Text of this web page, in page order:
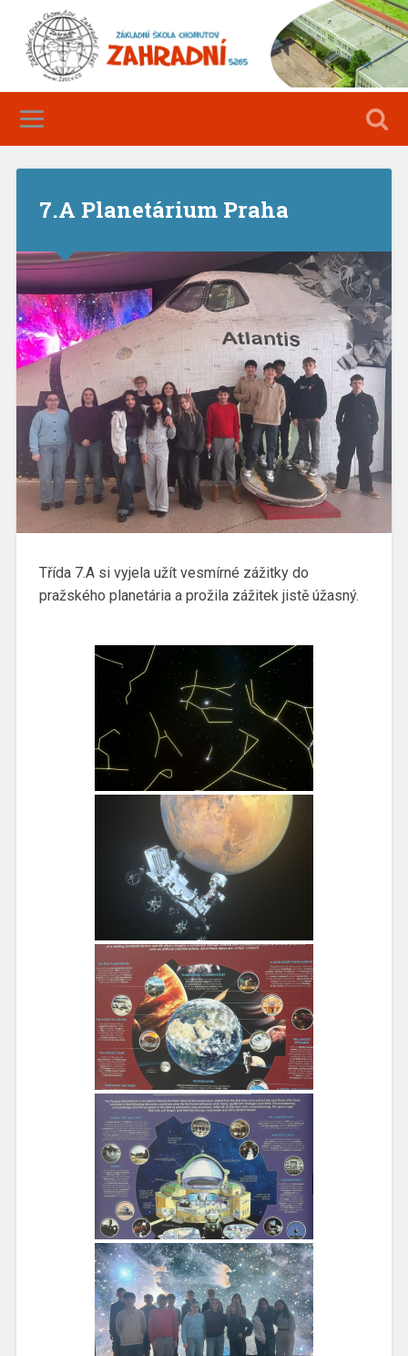
7.A Planetárium Praha
Třída 7.A si vyjela užít vesmírné zážitky do
pražského planetária a prožila zážitek jistě úžasný.